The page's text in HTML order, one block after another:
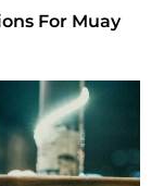
For Muay